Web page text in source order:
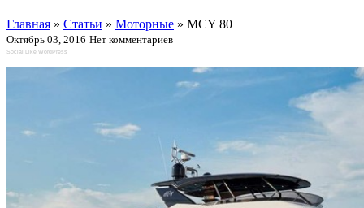
Главная » Статьи » Моторные » MCY 80
Октябрь 03, 2016 Нет комментариев
Social Like WordPress